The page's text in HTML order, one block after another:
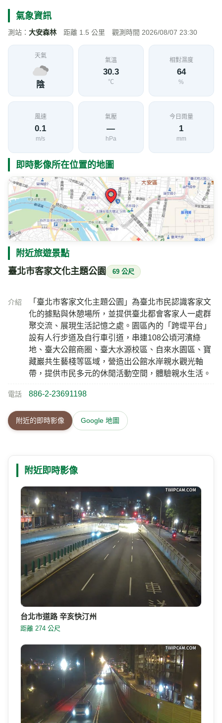
氣象資訊
測站： 大安森林 距離 1.5 公里 觀測時間 2026/08/07 23:30
天氣
陰
氣溫
30.3
℃
相對濕度
64
%
風速
0.1
m/s
氣壓
—
hPa
今日雨量
1
mm
即時影像所在位置的地圖
附近旅遊景點
臺北市客家文化主題公園 69 公尺
介紹
「臺北市客家文化主題公園」為臺北市民認識客家文
化的據點與休憩場所，並提供臺北都會客家人一處群
聚交流、展現生活記憶之處。園區內的「跨堤平台」
設有人行步道及自行車引道，串連108公頃河濱綠
地、臺大公館商圈、臺大水源校區、自來水園區、寶
藏巖共生藝棧等區域，營造出公館水岸親水觀光軸
帶，提供市民多元的休閒活動空間，體驗親水生活。
電話 886-2-23691198
附近的即時影像 Google 地圖
附近即時影像
台北市道路 辛亥快汀州
距離 274 公尺